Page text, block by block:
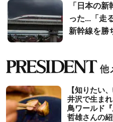
「日本の
った...「走
新幹線を勝
【知りたい
井沢で生ま
鳥ワールド
哲雄さんの